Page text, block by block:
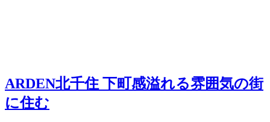
ARDEN北千住 下町感溢れる雰囲気の街
に住む